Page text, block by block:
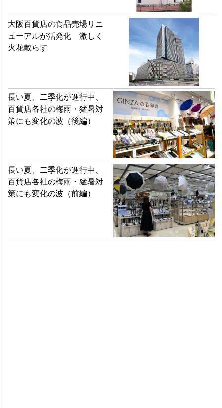
大阪百貨店の食品売場リニ
ューアルが活発化 激しく
火花散らす
長い夏、二季化が進行中、
百貨店各社の梅雨・猛暑対
策にも変化の波（後編）
長い夏、二季化が進行中、
百貨店各社の梅雨・猛暑対
策にも変化の波（前編）